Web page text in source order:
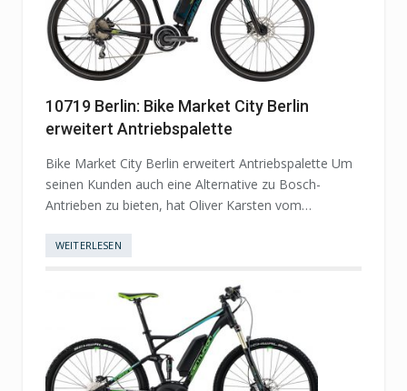
10719 Berlin: Bike Market City Berlin
erweitert Antriebspalette
Bike Market City Berlin erweitert Antriebspalette Um
seinen Kunden auch eine Alternative zu Bosch-
Antrieben zu bieten, hat Oliver Karsten vom…
WEITERLESEN